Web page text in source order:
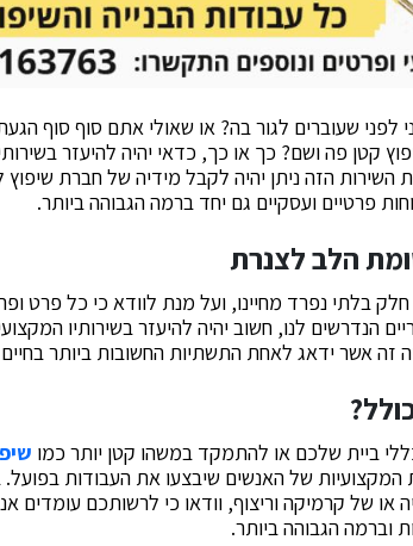
לפני שעוברים לגור בה? או שאולי אתם סוף סוף
קטן פה ושם? כך או כך, כדאי יהיה להיעזר
השירות הזה ניתן יהיה לקבל מידיה של חברת
פרטיים ועסקיים גם יחד ברמה הגבוהה ביותר.
הלב לצנרת
בלתי נפרד מחיינו, ועל מנת לוודא כי כל פרט
הנדרשים לנו, חשוב יהיה להיעזר בשירותיו
זה אשר ידאג לאחת התשתיות החשובות ביותר בחיים
ביית שלכם או להתמקד במשהו קטן יותר כמו
של האנשים שיבצעו את העבודות בפועל.
של קרמיקה וריצוף, וודאו כי לרשותכם עומדים
וברמה הגבוהה ביותר.